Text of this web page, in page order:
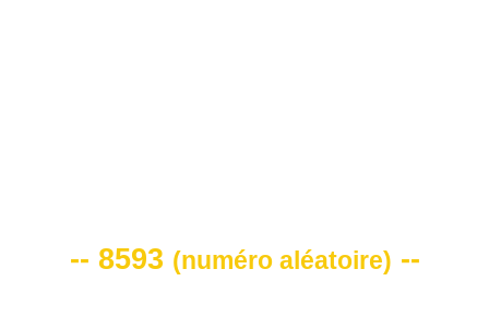
-- 8593 (numéro aléatoire) --